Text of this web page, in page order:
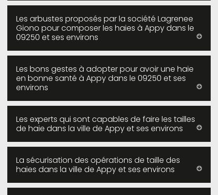
Les arbustes proposés par la société Lagrenee
Giono pour composer les haies à Appy dans le
09250 et ses environs
Les bons gestes à adopter pour avoir une haie
en bonne santé à Appy dans le 09250 et ses
environs
Les experts qui sont capables de faire les tailles
de haie dans la ville de Appy et ses environs
La sécurisation des opérations de taille des
haies dans la ville de Appy et ses environs